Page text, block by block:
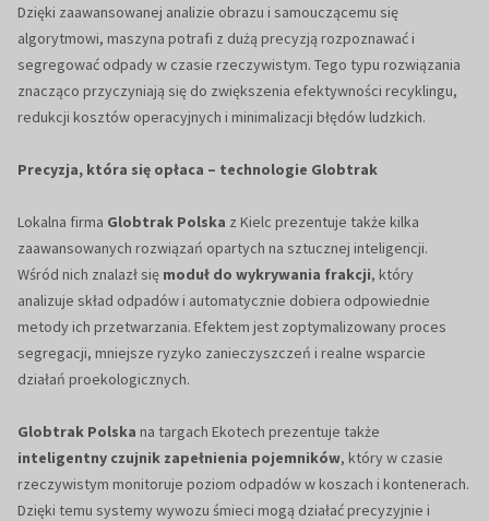
Dzięki zaawansowanej analizie obrazu i samouczącemu się
algorytmowi, maszyna potrafi z dużą precyzją rozpoznawać i
segregować odpady w czasie rzeczywistym. Tego typu rozwiązania
znacząco przyczyniają się do zwiększenia efektywności recyklingu,
redukcji kosztów operacyjnych i minimalizacji błędów ludzkich.
Precyzja, która się opłaca – technologie Globtrak
Lokalna firma Globtrak Polska z Kielc prezentuje także kilka
zaawansowanych rozwiązań opartych na sztucznej inteligencji.
Wśród nich znalazł się moduł do wykrywania frakcji, który
analizuje skład odpadów i automatycznie dobiera odpowiednie
metody ich przetwarzania. Efektem jest zoptymalizowany proces
segregacji, mniejsze ryzyko zanieczyszczeń i realne wsparcie
działań proekologicznych.
Globtrak Polska na targach Ekotech prezentuje także
inteligentny czujnik zapełnienia pojemników, który w czasie
rzeczywistym monitoruje poziom odpadów w koszach i kontenerach.
Dzięki temu systemy wywozu śmieci mogą działać precyzyjnie i